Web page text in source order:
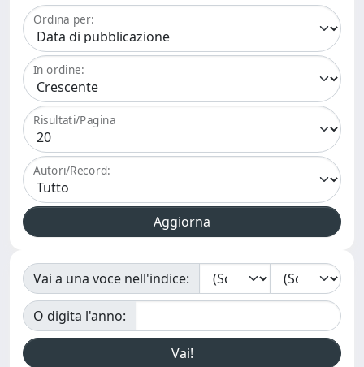
Ordina per:
In ordine:
Risultati/Pagina
Autori/Record:
Vai a una voce nell'indice:
O digita l'anno: